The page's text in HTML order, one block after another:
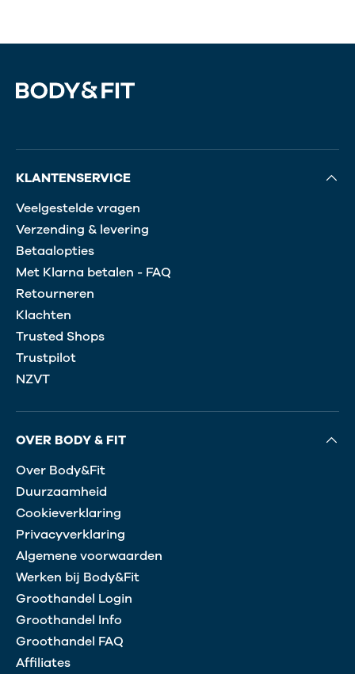
KLANTENSERVICE
Veelgestelde vragen
Verzending & levering
Betaalopties
Met Klarna betalen - FAQ
Retourneren
Klachten
Trusted Shops
Trustpilot
NZVT
OVER BODY & FIT
Over Body&Fit
Duurzaamheid
Cookieverklaring
Privacyverklaring
Algemene voorwaarden
Werken bij Body&Fit
Groothandel Login
Groothandel Info
Groothandel FAQ
Affiliates